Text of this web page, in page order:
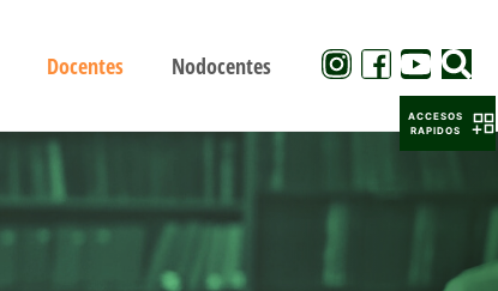
Docentes Nodocentes
ACCESOS
RAPIDOS